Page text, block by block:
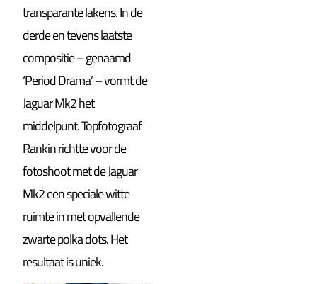
transparante lakens. In de
derde en tevens laatste
compositie – genaamd
‘Period Drama’ – vormt de
Jaguar Mk2 het
middelpunt. Topfotograaf
Rankin richtte voor de
fotoshoot met de Jaguar
Mk2 een speciale witte
ruimte in met opvallende
zwarte polka dots. Het
resultaat is uniek.